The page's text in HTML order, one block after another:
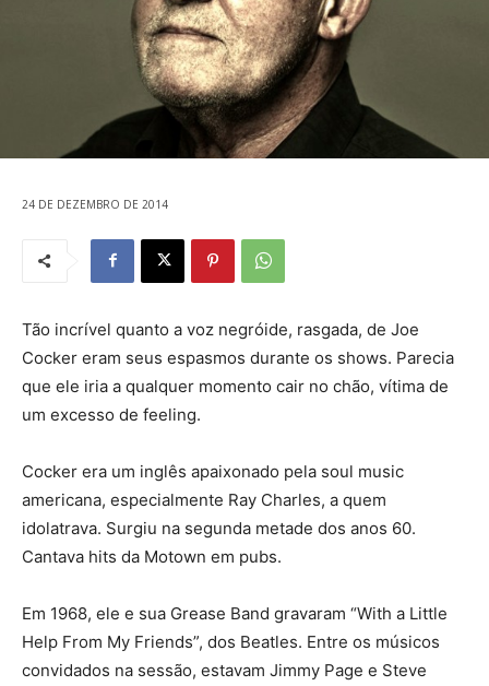
24 DE DEZEMBRO DE 2014
Tão incrível quanto a voz negróide, rasgada, de Joe
Cocker eram seus espasmos durante os shows. Parecia
que ele iria a qualquer momento cair no chão, vítima de
um excesso de feeling.
Cocker era um inglês apaixonado pela soul music
americana, especialmente Ray Charles, a quem
idolatrava. Surgiu na segunda metade dos anos 60.
Cantava hits da Motown em pubs.
Em 1968, ele e sua Grease Band gravaram “With a Little
Help From My Friends”, dos Beatles. Entre os músicos
convidados na sessão, estavam Jimmy Page e Steve